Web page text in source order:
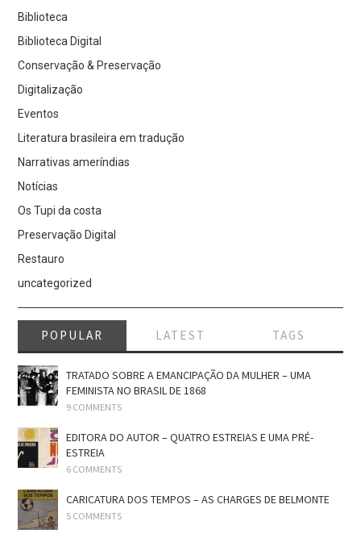
Biblioteca
Biblioteca Digital
Conservação & Preservação
Digitalização
Eventos
Literatura brasileira em tradução
Narrativas ameríndias
Notícias
Os Tupi da costa
Preservação Digital
Restauro
uncategorized
POPULAR LATEST TAGS
TRATADO SOBRE A EMANCIPAÇÃO DA MULHER – UMA
FEMINISTA NO BRASIL DE 1868
9 COMMENTS
EDITORA DO AUTOR – QUATRO ESTREIAS E UMA PRÉ-
ESTREIA
6 COMMENTS
CARICATURA DOS TEMPOS – AS CHARGES DE BELMONTE
5 COMMENTS